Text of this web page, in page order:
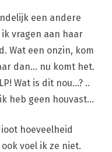
een andere
vragen aan haar
Wat een onzin, kom
dan… nu komt het.
Wat is dit nou…? ..
heb geen houvast…
hoeveelheid
voel ik ze niet.